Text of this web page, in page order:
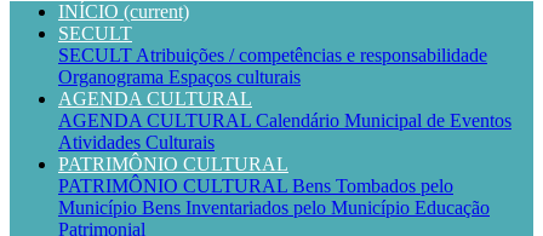
INÍCIO (current)
SECULT
SECULT Atribuições / competências e responsabilidade
Organograma Espaços culturais
AGENDA CULTURAL
AGENDA CULTURAL Calendário Municipal de Eventos
Atividades Culturais
PATRIMÔNIO CULTURAL
PATRIMÔNIO CULTURAL Bens Tombados pelo
Município Bens Inventariados pelo Município Educação
Patrimonial